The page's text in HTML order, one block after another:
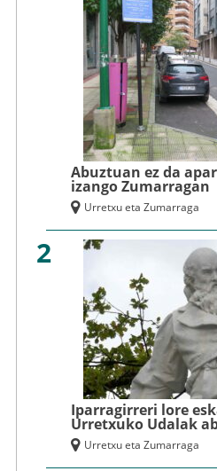
Abuztuan ez da
izango Zumarragan
Urretxu eta Zumarraga
2
Iparragirreri lore
Urretxuko Udalak
Urretxu eta Zumarraga